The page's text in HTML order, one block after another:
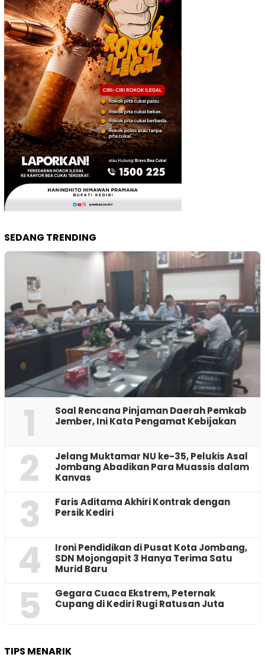
SEDANG TRENDING
1
‎Soal Rencana Pinjaman Daerah Pemkab
Jember, Ini Kata Pengamat Kebijakan ‎
2
Jelang Muktamar NU ke-35, Pelukis Asal
Jombang Abadikan Para Muassis dalam
Kanvas
3
Faris Aditama Akhiri Kontrak dengan
Persik Kediri
4
Ironi Pendidikan di Pusat Kota Jombang,
SDN Mojongapit 3 Hanya Terima Satu
Murid Baru
5
‎Gegara Cuaca Ekstrem, Peternak
Cupang di Kediri Rugi Ratusan Juta
TIPS MENARIK